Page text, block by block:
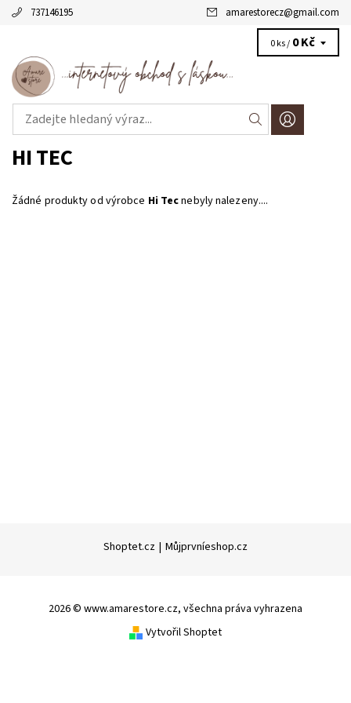
737146195 amarestorecz@gmail.com
0 ks / 0 Kč
HI TEC
Žádné produkty od výrobce Hi Tecnebyly nalezeny....
Shoptet.cz | Můjprvníeshop.cz
2026 © www.amarestore.cz, všechna práva vyhrazena
Vytvořil Shoptet